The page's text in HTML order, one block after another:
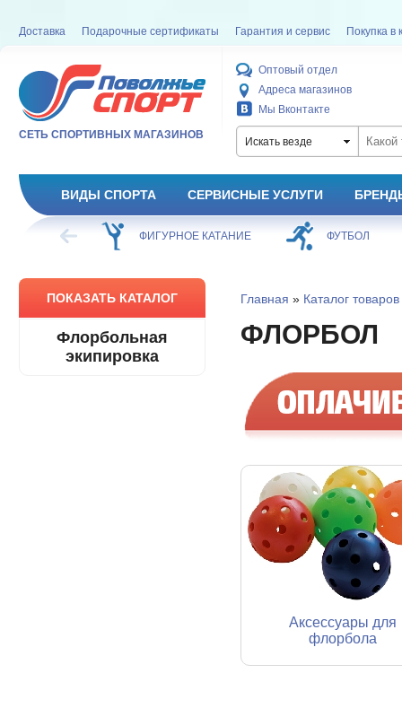
Доставка Подарочные сертификаты Гарантия и сервис Покупка в
СЕТЬ СПОРТИВНЫХ МАГАЗИНОВ
Оптовый отдел
Адреса магазинов
Мы Вконтакте
Искать везде
ВИДЫ СПОРТА СЕРВИСНЫЕ УСЛУГИ
ХОККЕЙ ФИГУРНОЕ КАТАНИЕ ФУТБОЛ
ПОКАЗАТЬ КАТАЛОГ
Флорбольная
экипировка
Главная » Каталог товаров
ФЛОРБОЛ
Аксессуары для
флорбола